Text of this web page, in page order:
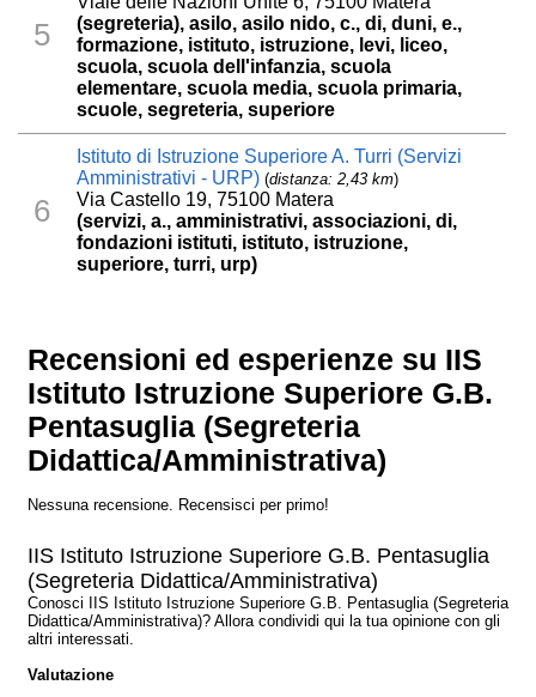
5
(segreteria), asilo, asilo nido, c., di, duni, e.,
formazione, istituto, istruzione, levi, liceo,
scuola, scuola dell'infanzia, scuola
elementare, scuola media, scuola primaria,
scuole, segreteria, superiore
6
Istituto di Istruzione Superiore A. Turri (Servizi
Amministrativi - URP) (distanza: 2,43 km)
Via Castello 19, 75100 Matera
(servizi, a., amministrativi, associazioni, di,
fondazioni istituti, istituto, istruzione,
superiore, turri, urp)
Recensioni ed esperienze su IIS
Istituto Istruzione Superiore G.B.
Pentasuglia (Segreteria
Didattica/Amministrativa)
Nessuna recensione. Recensisci per primo!
IIS Istituto Istruzione Superiore G.B. Pentasuglia
(Segreteria Didattica/Amministrativa)
Conosci IIS Istituto Istruzione Superiore G.B. Pentasuglia (Segreteria
Didattica/Amministrativa)? Allora condividi qui la tua opinione con gli
altri interessati.
Valutazione